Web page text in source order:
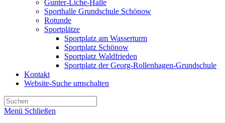
Gunter-Liche-Halle
Sporthalle Grundschule Schönow
Rotunde
Sportplätze
Sportplatz am Wasserturm
Sportplatz Schönow
Sportplatz Waldfrieden
Sportplatz der Georg-Rollenhagen-Grundschule
Kontakt
Website-Suche umschalten
Menü Schließen